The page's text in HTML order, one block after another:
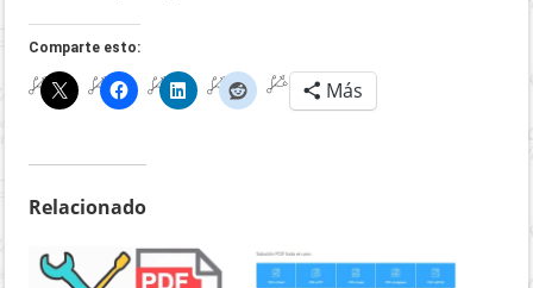
Comparte esto:
Más
Relacionado